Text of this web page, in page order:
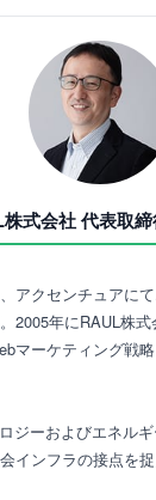
式会社 代表取締
アクセンチュアに
2005年にRAUL株
マーケティング戦
ジーおよびエネル
インフラの接点を